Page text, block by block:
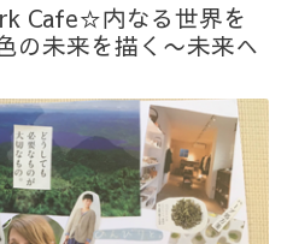
Cafe☆内なる世界を
の未来を描く〜未来へ